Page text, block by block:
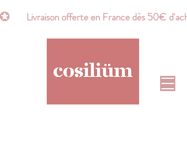
💮       Livraison offerte en France dès 50€